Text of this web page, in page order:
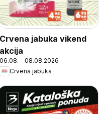
Crvena jabuka vikend
akcija
06.08. - 08.08.2026
Crvena jabuka